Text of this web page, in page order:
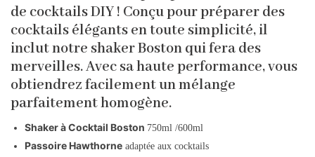
de cocktails DIY ! Conçu pour préparer des
cocktails élégants en toute simplicité, il
inclut notre shaker Boston qui fera des
merveilles. Avec sa haute performance, vous
obtiendrez facilement un mélange
parfaitement homogène.
Shaker à Cocktail Boston 750ml /600ml
Passoire Hawthorne adaptée aux cocktails